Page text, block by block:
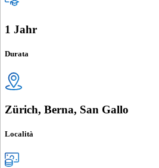
1 Jahr
Durata
Zürich, Berna, San Gallo
Località